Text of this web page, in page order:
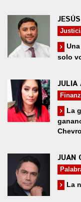
solo
JULIA
La
JUAN
La